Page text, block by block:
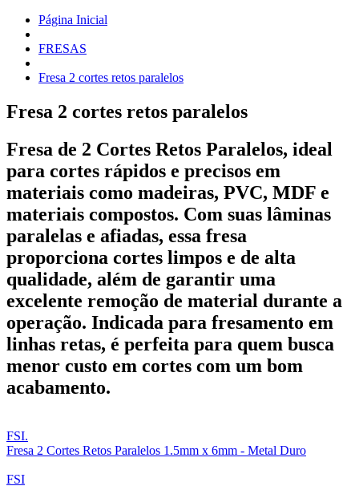
Página Inicial
FRESAS
Fresa 2 cortes retos paralelos
Fresa 2 cortes retos paralelos
Fresa de 2 Cortes Retos Paralelos, ideal
para cortes rápidos e precisos em
materiais como madeiras, PVC, MDF e
materiais compostos. Com suas lâminas
paralelas e afiadas, essa fresa
proporciona cortes limpos e de alta
qualidade, além de garantir uma
excelente remoção de material durante a
operação. Indicada para fresamento em
linhas retas, é perfeita para quem busca
menor custo em cortes com um bom
acabamento.
FSI.
Fresa 2 Cortes Retos Paralelos 1.5mm x 6mm - Metal Duro
FSI